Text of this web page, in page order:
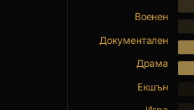
Военен
Документален
Драма
Екшън